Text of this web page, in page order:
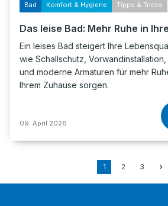
Bad Komfort & Hygiene Tipps & Tricks
Das leise Bad: Mehr Ruhe in
Ein leises Bad steigert Ihre
wie Schallschutz,
und moderne Armaturen für mehr
Ihrem Zuhause sorgen.
09. April 2026
1 2 3